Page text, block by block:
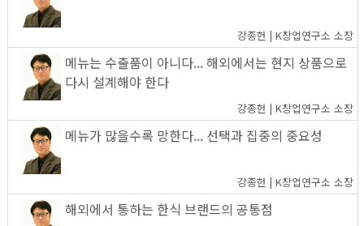
강종헌 | K창업연구소 소장
메뉴는 수출품이 아니다... 해외에서는 현지 상품으로
다시 설계해야 한다
강종헌 | K창업연구소 소장
메뉴가 많을수록 망한다... 선택과 집중의 중요성
강종헌 | K창업연구소 소장
해외에서 통하는 한식 브랜드의 공통점